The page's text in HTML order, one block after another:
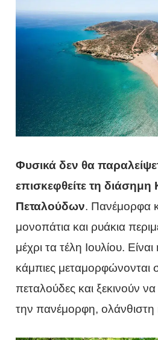
Φυσικά δεν θα
επισκεφθείτε τη
Πεταλούδων. Πανέμορφα
μονοπάτια και ρυάκια
μέχρι τα τέλη Ιουλίου.
κάμπιες μεταμορφώνονται
πεταλούδες και ξεκινούν
την πανέμορφη, ολάνθιστη